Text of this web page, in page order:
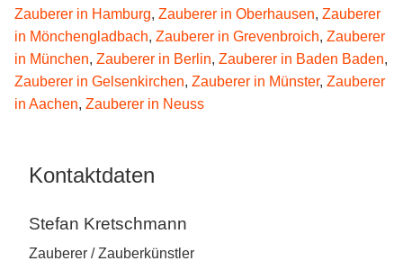
Zauberer in Hamburg, Zauberer in Oberhausen, Zauberer
in Mönchengladbach, Zauberer in Grevenbroich, Zauberer
in München, Zauberer in Berlin, Zauberer in Baden Baden,
Zauberer in Gelsenkirchen, Zauberer in Münster, Zauberer
in Aachen, Zauberer in Neuss
Kontaktdaten
Stefan Kretschmann
Zauberer / Zauberkünstler